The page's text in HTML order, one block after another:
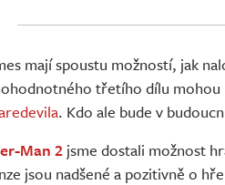
mají spoustu možností, jak
třetího dílu
. Kdo ale bude v
Man 2 jsme dostali možnost
jsou nadšené a pozitivně o